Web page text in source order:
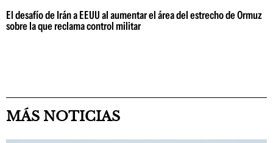
El desafío de Irán a EEUU al aumentar el área del estrecho de Ormuz
sobre la que reclama control militar
MÁS NOTICIAS